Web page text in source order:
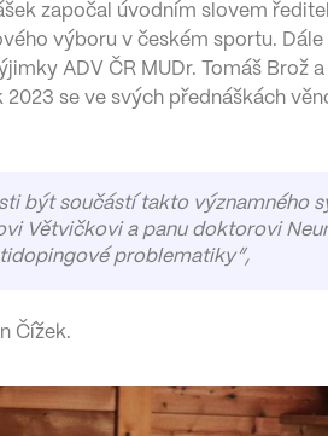
započal úvodním slovem
výboru v českém sportu.
ADV ČR MUDr. Tomáš Brož
se ve svých přednáškách
být součástí takto významného
Větvičkovi a panu doktorovi
problematiky”,
Čížek.